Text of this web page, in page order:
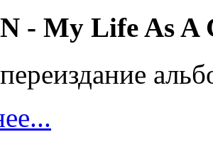
- My Life As A